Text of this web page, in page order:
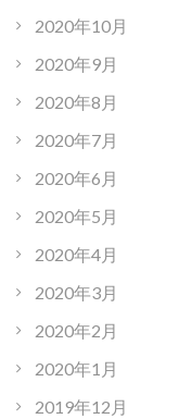
2020年10月
2020年9月
2020年8月
2020年7月
2020年6月
2020年5月
2020年4月
2020年3月
2020年2月
2020年1月
2019年12月